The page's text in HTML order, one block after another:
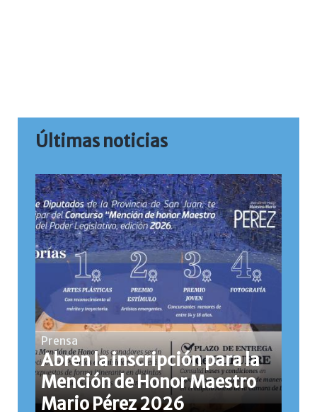
Últimas noticias
Prensa
Abren la inscripción para la
Mención de Honor Maestro
Mario Pérez 2026